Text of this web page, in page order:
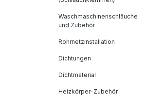
Waschmaschinenschläuche
und Zubehör
Rohrnetzinstallation
Dichtungen
Dichtmaterial
Heizkörper-Zubehör